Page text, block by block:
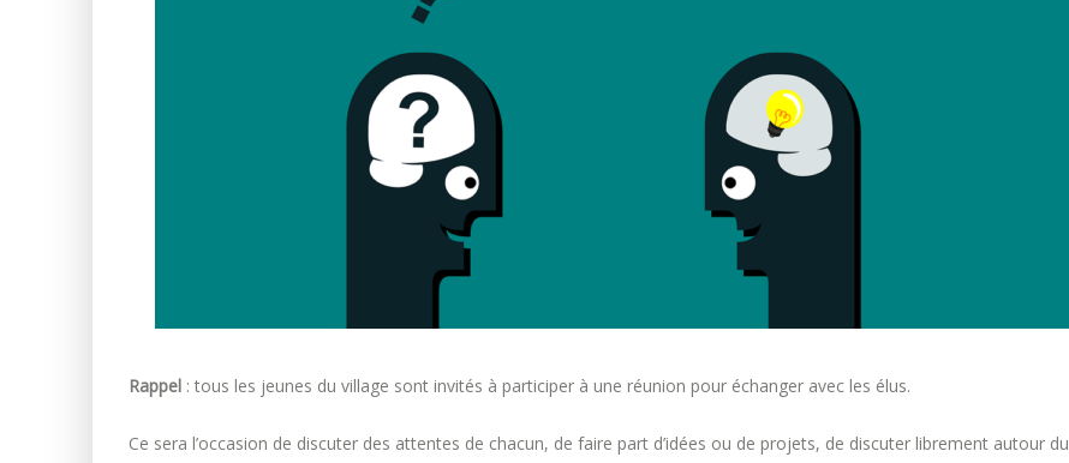
Rappel : tous les jeunes du village sont invités à participer à une réunion pour échanger avec les élus.
Ce sera l’occasion de discuter des attentes de chacun, de faire part d’idées ou de projets, de discuter librement autour du